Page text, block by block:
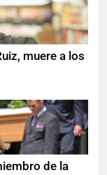
muere a los
de la